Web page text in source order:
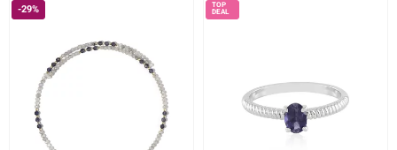
-29%